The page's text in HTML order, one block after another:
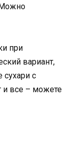
при
вариант,
с
и все – можете